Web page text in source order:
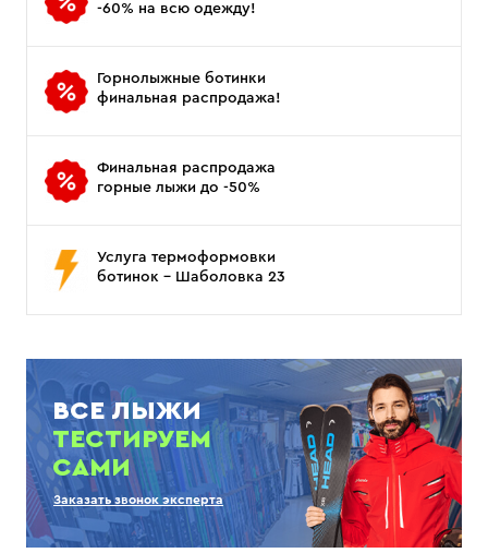
-60% на всю одежду!
Горнолыжные ботинки
финальная распродажа!
Финальная распродажа
горные лыжи до -50%
Услуга термоформовки
ботинок - Шаболовка 23
ВСЕ ЛЫЖИ
ТЕСТИРУЕМ
САМИ
Заказать звонок эксперта